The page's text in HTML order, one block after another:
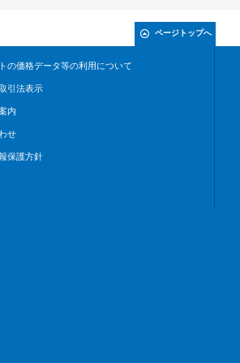
ページトップへ
の価格データ等の利用について
引法表示
内
せ
保護方針